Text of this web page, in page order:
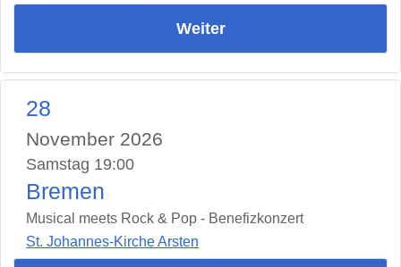
Weiter
28
November 2026
Samstag 19:00
Bremen
Musical meets Rock & Pop - Benefizkonzert
St. Johannes-Kirche Arsten